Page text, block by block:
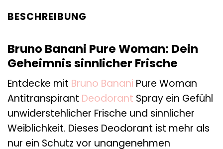
BESCHREIBUNG
Bruno Banani Pure Woman: Dein
Geheimnis sinnlicher Frische
Entdecke mit Bruno Banani Pure Woman
Antitranspirant Deodorant Spray ein Gefühl
unwiderstehlicher Frische und sinnlicher
Weiblichkeit. Dieses Deodorant ist mehr als
nur ein Schutz vor unangenehmen